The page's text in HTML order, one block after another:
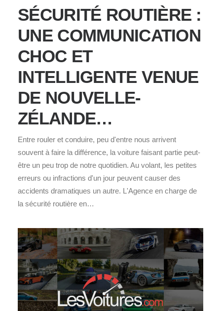
SÉCURITÉ ROUTIÈRE :
UNE COMMUNICATION
CHOC ET
INTELLIGENTE VENUE
DE NOUVELLE-
ZÉLANDE…
Entre rouler et conduire, peu d'entre nous arrivent
souvent à faire la différence, la voiture faisant partie peut-
être un peu trop de notre quotidien. Au volant, les petites
erreurs ou infractions d'un jour peuvent causer des
accidents dramatiques un autre. L'Agence en charge de
la sécurité routière en…